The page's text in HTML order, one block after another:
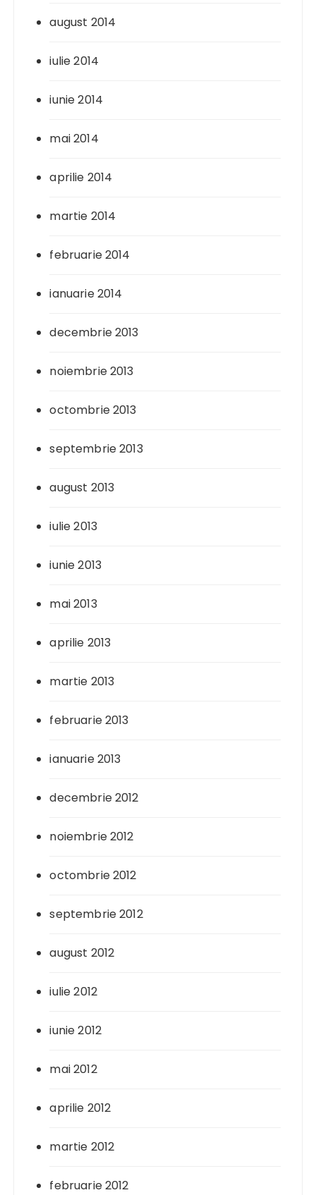
august 2014
iulie 2014
iunie 2014
mai 2014
aprilie 2014
martie 2014
februarie 2014
ianuarie 2014
decembrie 2013
noiembrie 2013
octombrie 2013
septembrie 2013
august 2013
iulie 2013
iunie 2013
mai 2013
aprilie 2013
martie 2013
februarie 2013
ianuarie 2013
decembrie 2012
noiembrie 2012
octombrie 2012
septembrie 2012
august 2012
iulie 2012
iunie 2012
mai 2012
aprilie 2012
martie 2012
februarie 2012